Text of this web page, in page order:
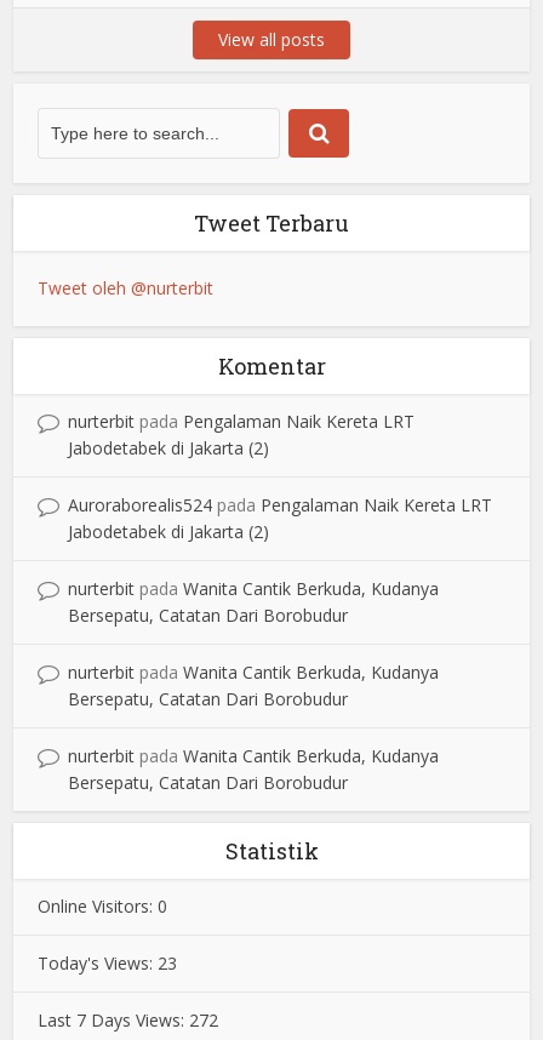
View all posts
Tweet Terbaru
Tweet oleh @nurterbit
Komentar
nurterbit pada Pengalaman Naik Kereta LRT
Jabodetabek di Jakarta (2)
Auroraborealis524 pada Pengalaman Naik Kereta LRT
Jabodetabek di Jakarta (2)
nurterbit padaWanita Cantik Berkuda, Kudanya
Bersepatu, Catatan Dari Borobudur
nurterbit padaWanita Cantik Berkuda, Kudanya
Bersepatu, Catatan Dari Borobudur
nurterbit padaWanita Cantik Berkuda, Kudanya
Bersepatu, Catatan Dari Borobudur
Statistik
Online Visitors:0
Today's Views: 23
Last 7 Days Views: 272